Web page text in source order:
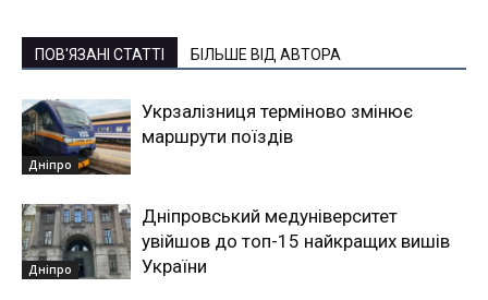
ПОВ'ЯЗАНІ СТАТТІ БІЛЬШЕ ВІД АВТОРА
Дніпро
Укрзалізниця терміново змінює
маршрути поїздів
Дніпро
Дніпровський медуніверситет
увійшов до топ-15 найкращих вишів
України